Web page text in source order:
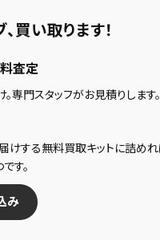
買い取ります！
査定
専門スタッフがお見積りします。
けする無料買取キットに詰めれ
す。
み